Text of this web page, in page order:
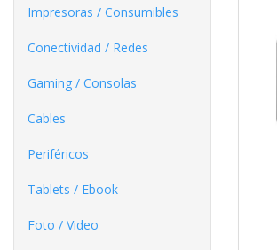
Impresoras / Consumibles
Conectividad / Redes
Gaming / Consolas
Cables
Periféricos
Tablets / Ebook
Foto / Video